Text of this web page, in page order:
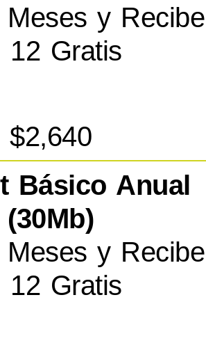
Meses y Recibe
12 Gratis
$2,640
Básico Anual
(30Mb)
Meses y Recibe
12 Gratis